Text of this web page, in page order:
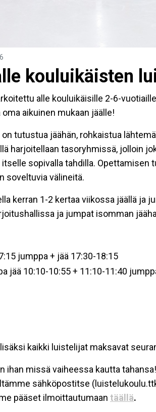
kouluikäisten
alle kouluikäisille 2-6-
aikuinen mukaan jäälle!
tutustua jäähän, rohkaistua
harjoitellaan tasoryhmissä, jolloin
sopivalla tahdilla. Opettamisen
soveltuvia välineitä.
kerran 1-2 kertaa viikossa jäällä ja
ja jumpat isomman
jumppa + jää 17:30-18:15
jää 10:10-10:55 + 11:10-11:40
kaikki luistelijat maksavat
ihan missä vaiheessa kautta
sähköpostitse
pääset ilmoittautumaan täällä.